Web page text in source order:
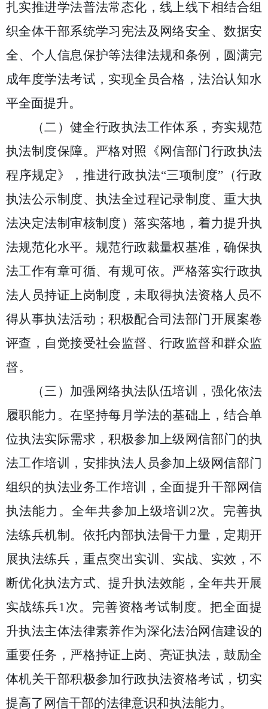
扎实推进学法普法常态化，线上线下相结合组
织全体干部系统学习宪法及网络安全、数据安
全、个人信息保护等法律法规和条例，圆满完
成年度学法考试，实现全员合格，法治认知水
平全面提升。
（二） 健全行政执法工作体系，夯实规范
执法制度保障。 严格对照《网信部门行政执法
程序规定》，推进行政执法“三项制度”（行政
执法公示制度、执法全过程记录制度、重大执
法决定法制审核制度）落实落地，着力提升执
法规范化水平。规范行政裁量权基准，确保执
法工作有章可循、有规可依。严格落实行政执
法人员持证上岗制度，未取得执法资格人员不
得从事执法活动；积极配合司法部门开展案卷
评查，自觉接受社会监督、行政监督和群众监
督。
（三）加强网络执法队伍培训， 强化依法
履职能力。在坚持每月学法的基础上，结合单
位执法实际需求，积极参加上级网信部门的执
法工作培训，安排执法人员参加上级网信部门
组织的执法业务工作培训
，全面提升干部网信
执法能力。 全年共参加上级培训 2次 。 完善执
法练兵机制。依托内部执法骨干力量，定期开
展执法练兵，重点突出实训、实战、实效，不
断优化执法方式、提升执法效能，全年共开展
实战练兵1次。完善资格考试制度。把全面提
升执法主体法律素养作为深化法治网信建设的
重要任务，严格持证上岗、亮证执法，鼓励全
体机关干部积极参加行政执法资格考试，切实
提高了网信干部的法律意识和执法能力。